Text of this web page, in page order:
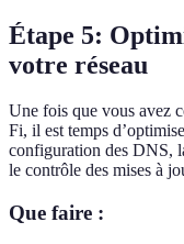
Étape 5:
votre réseau
Une fois que vous avez
Fi, il est temps
configuration des DNS,
le contrôle des mises à
Que faire :